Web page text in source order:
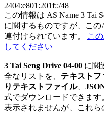
2404:e801:201f::/48
この情報は AS Name 3 Tai
に関するものですが、こ
連付けられています。
こ
してください
3 Tai Seng Drive 04-00 に関
全なリストを、 テキストフ
りテキストファイル、
式でダウンロードできま
表示されませんが、これ